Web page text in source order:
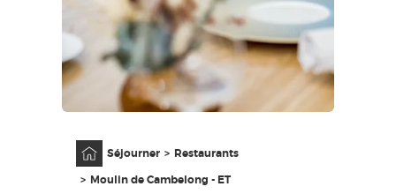
FR
Séjourner
Restaurants
Moulin de Cambelong - ET